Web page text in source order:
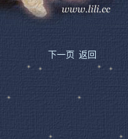
下一页 返回